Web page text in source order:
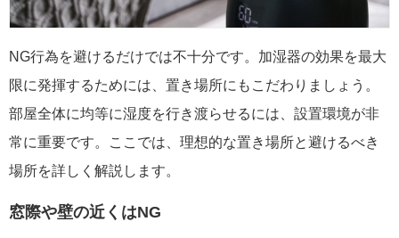
NG行為を避けるだけでは不十分です。加湿器の効果を最大
限に発揮するためには、置き場所にもこだわりましょう。
部屋全体に均等に湿度を行き渡らせるには、設置環境が非
常に重要です。ここでは、理想的な置き場所と避けるべき
場所を詳しく解説します。
窓際や壁の近くはNG